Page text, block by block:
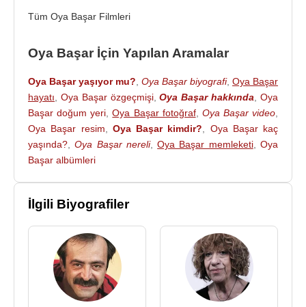
2. Evliliğini 19 Şubat 2001 de tekrar
Tiyatro sanatçısıOya Başar, çocuklarıUmut Kırca
yalısında yaşamını sürdürüyor
Yapımcı olduğu Filmler:
2002 - Şeytan Bunun Neresinde (Sinema Filmi)
2001 - Son (Sinema Filmi)
2022 - Çok Güzel Hareketler 2 (Kendisi, Konuk
Sunucu) (TV Dizisi)
2022 - Şarkılar Bizi Söyler (Konuk) (TV Dizisi)
2018 - Meleklerin Aşkı (Rukiye İnançlı Efe) (TV
Dizisi)
2016 - El Değmemiş Aşk (Sinema Filmi)
2015-2017 - O Hayat Benim (Sultan) (TV Dizisi)
Tüm Oya Başar Filmleri
Oya Başar İçin Yapılan Aramalar
Oya Başar yaşıyor mu?, Oya Başar biyografi, Oya Başar
hayatı, Oya Başar özgeçmişi,Oya Başar hakkında,Oya
Başar doğum yeri,Oya Başar fotoğraf, Oya Başar video,
Oya Başar resim, Oya Başar kimdir?, Oya Başar kaç
yaşında?,Oya Başar nereli,Oya Başar memleketi,Oya
Başar albümleri
İlgili Biyografiler